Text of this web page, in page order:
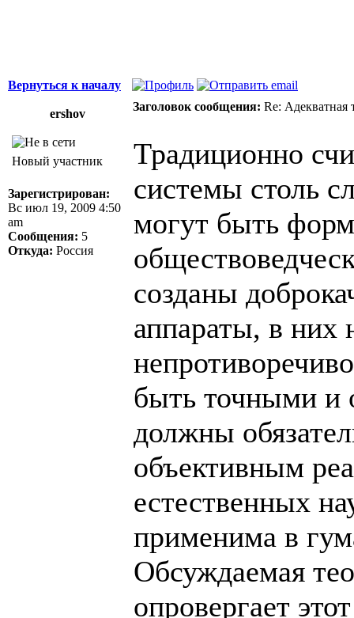
Вернуться к началу
ershov
Заголовок сообщения: Re: Адекватная
Новый участник
Зарегистрирован:
Вс июл 19, 2009 4:50
am
Сообщения: 5
Откуда: Россия
Традиционно
системы столь
могут быть
созданы
аппараты, в них
быть точными и
должны
объективным
естественных
применима в
Обсуждаемая
опровергает